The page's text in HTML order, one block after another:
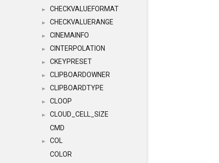
► CHECKVALUEFORMAT
► CHECKVALUERANGE
► CINEMAINFO
► CINTERPOLATION
► CKEYPRESET
► CLIPBOARDOWNER
► CLIPBOARDTYPE
► CLOOP
►
CLOUD_CELL_SIZE
CMD
►
COL
COLOR